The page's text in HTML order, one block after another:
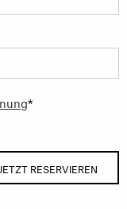
*
RESERVIEREN